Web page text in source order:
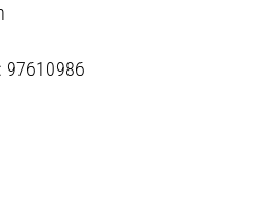
97610986